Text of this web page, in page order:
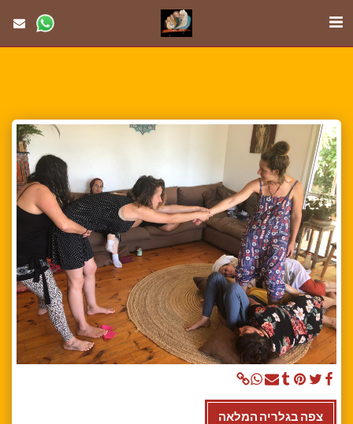
צפה בגלריה המלאה